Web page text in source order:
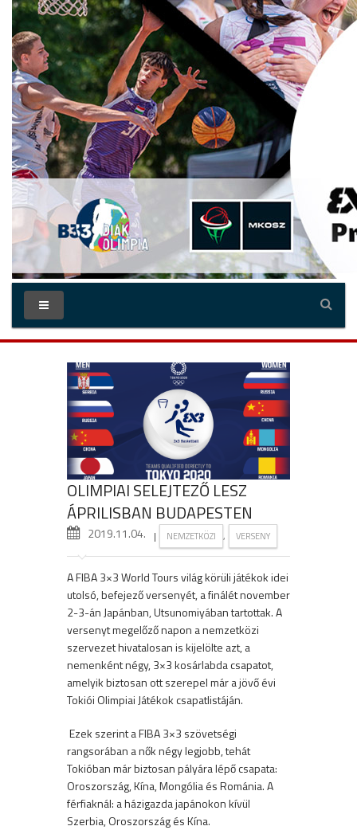
OLIMPIAI SELEJTEZŐ LESZ
ÁPRILISBAN BUDAPESTEN
2019.11.04. | NEMZETKÖZI , VERSENY
A FIBA 3×3 World Tours világ körüli játékok idei
utolsó, befejező versenyét, a finálét november
2-3-án Japánban, Utsunomiyában tartottak. A
versenyt megelőző napon a nemzetközi
szervezet hivatalosan is kijelölte azt, a
nemenként négy, 3×3 kosárlabda csapatot,
amelyik biztosan ott szerepel már a jövő évi
Tokiói Olimpiai Játékok csapatlistáján.
Ezek szerint a FIBA 3×3 szövetségi
rangsorában a nők négy legjobb, tehát
Tokióban már biztosan pályára lépő csapata:
Oroszország, Kína, Mongólia és Románia. A
férfiaknál: a házigazda japánokon kívül
Szerbia, Oroszország és Kína.